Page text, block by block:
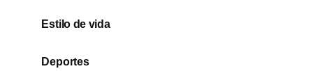
Estilo de vida
Deportes